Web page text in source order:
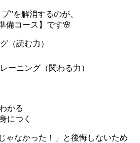
”を解消するのが、
備コース】です🌸
（読む力）
ーニング（関わる力）
かる
につく
ゃなかった！」と後悔しないため